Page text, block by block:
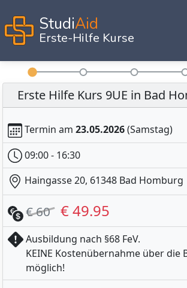
StudiAid
Erste-Hilfe Kurse
Erste Hilfe Kurs 9UE in Bad
Termin am 23.05.2026(Samstag)
09:00 - 16:30
Haingasse 20, 61348 Bad Homburg
€ 60 € 49.95
Ausbildung nach §68 FeV.
KEINE Kostenübernahme über die
möglich!